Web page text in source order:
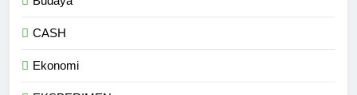
CASH
Ekonomi